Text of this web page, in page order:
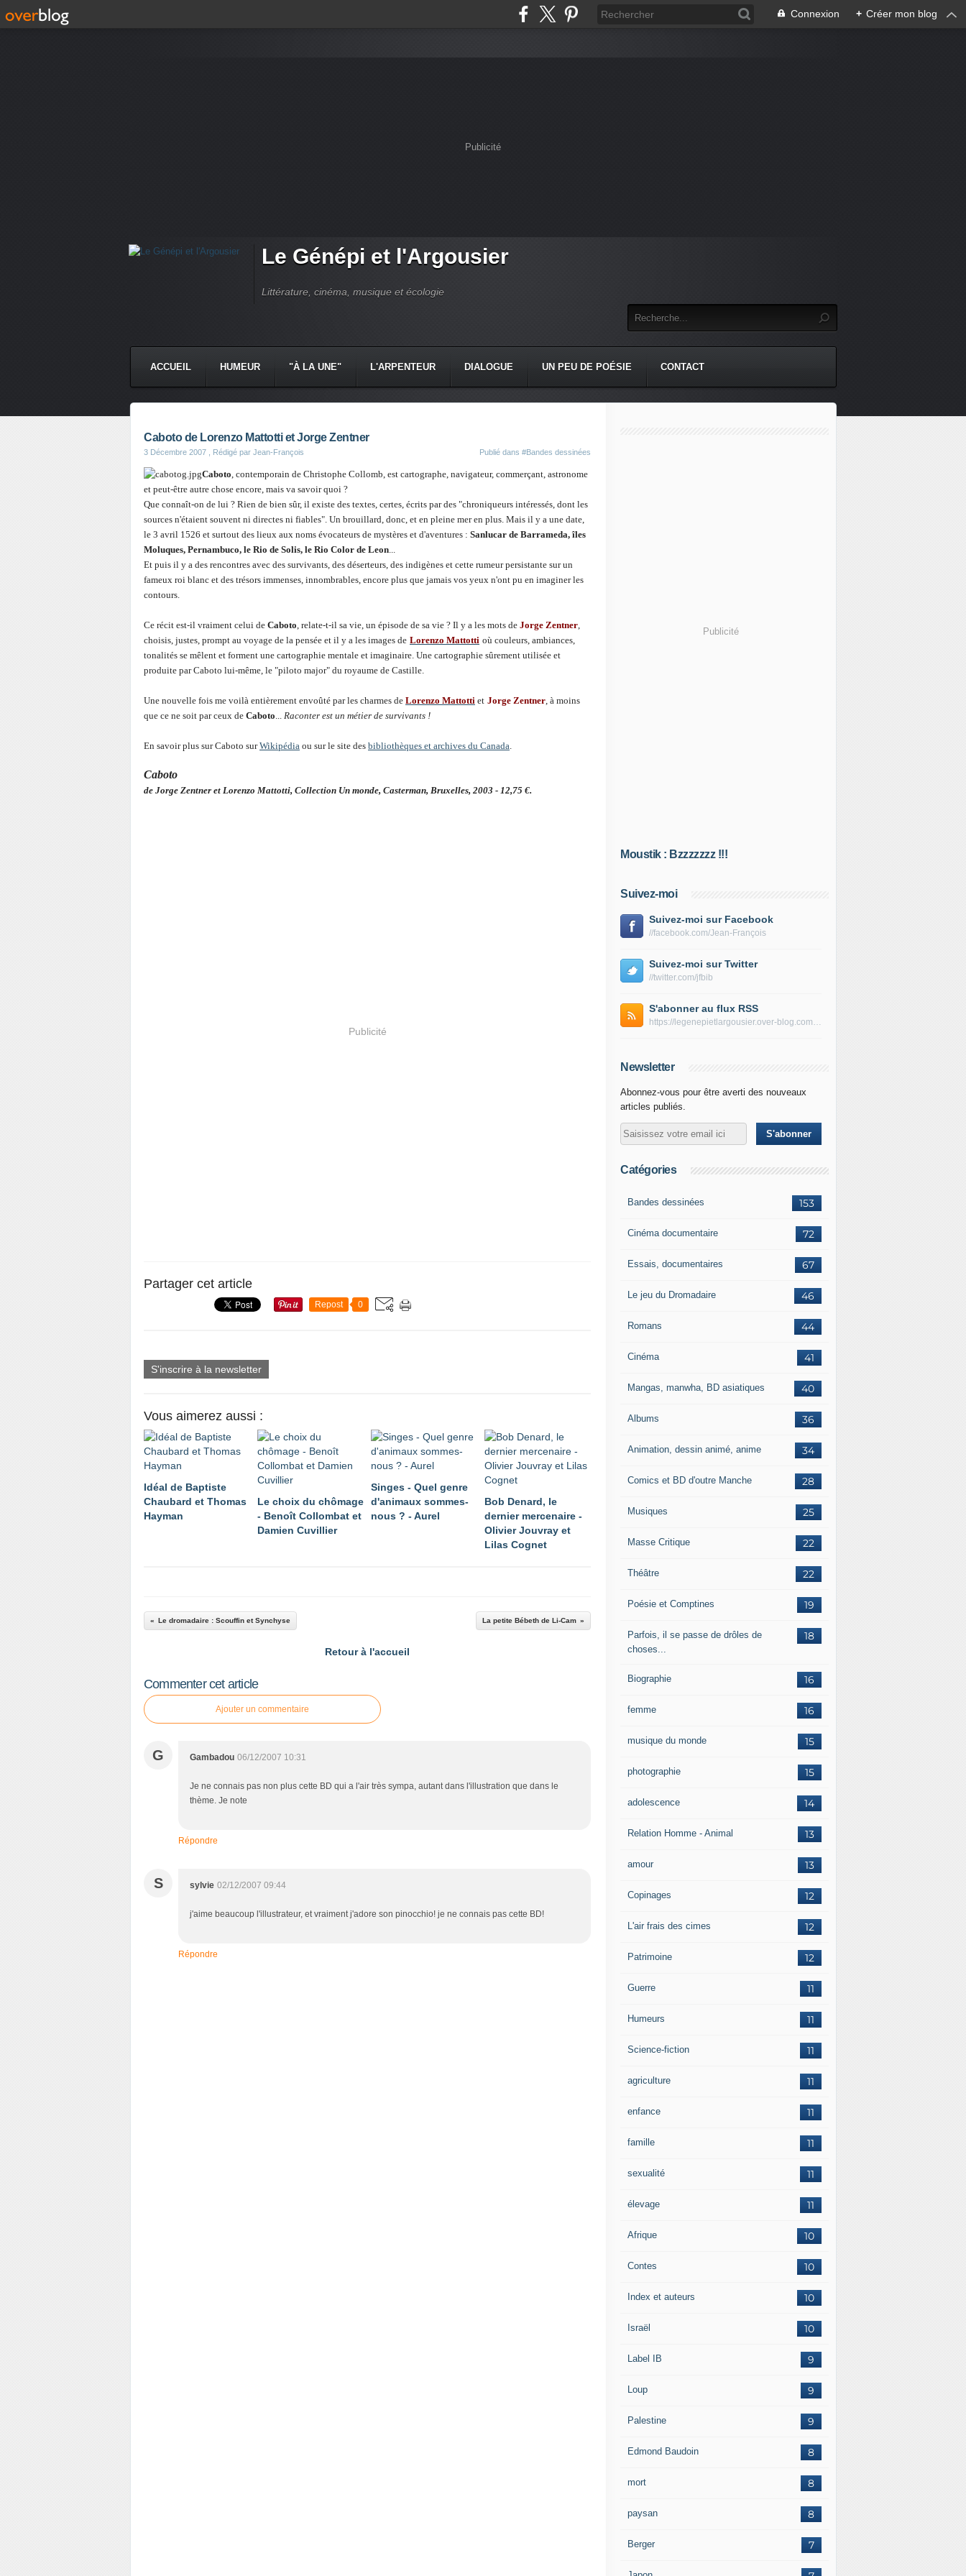
Connexion + Créer mon blog
Publicité
Le Génépi et l'Argousier
Littérature, cinéma, musique et écologie
ACCUEIL HUMEUR "À LA UNE" L'ARPENTEUR DIALOGUE UN PEU DE POÉSIE CONTACT
Caboto de Lorenzo Mattotti et Jorge Zentner
3 Décembre 2007 , Rédigé par Jean-François Publié dans #Bandes dessinées
Caboto, contemporain de Christophe Collomb, est cartographe, navigateur, commerçant, astronome
et peut-être autre chose encore, mais va savoir quoi ?
Que connaît-on de lui ? Rien de bien sûr, il existe des textes, certes, écrits par des "chroniqueurs intéressés, dont les
sources n'étaient souvent ni directes ni fiables". Un brouillard, donc, et en pleine mer en plus. Mais il y a une date,
le 3 avril 1526 et surtout des lieux aux noms évocateurs de mystères et d'aventures : Sanlucar de Barrameda, îles
Moluques, Pernambuco, le Rio de Solis, le Rio Color de Leon...
Et puis il y a des rencontres avec des survivants, des déserteurs, des indigènes et cette rumeur persistante sur un
fameux roi blanc et des trésors immenses, innombrables, encore plus que jamais vos yeux n'ont pu en imaginer les
contours.
Ce récit est-il vraiment celui de Caboto, relate-t-il sa vie, un épisode de sa vie ? Il y a les mots de Jorge Zentner,
choisis, justes, prompt au voyage de la pensée et il y a les images de Lorenzo Mattotti où couleurs, ambiances,
tonalités se mêlent et forment une cartographie mentale et imaginaire. Une cartographie sûrement utilisée et
produite par Caboto lui-même, le "piloto major" du royaume de Castille.
Une nouvelle fois me voilà entièrement envoûté par les charmes de Lorenzo Mattotti et Jorge Zentner, à moins
que ce ne soit par ceux de Caboto... Raconter est un métier de survivants !
En savoir plus sur Caboto surWikipédia ou sur le site des bibliothèques et archives du Canada.
Caboto
de Jorge Zentner et Lorenzo Mattotti, Collection Un monde, Casterman, Bruxelles, 2003 - 12,75 €.
Publicité
Partager cet article
Repost 0
S'inscrire à la newsletter
Vous aimerez aussi :
Idéal de Baptiste
Chaubard et Thomas
Hayman
Le choix du chômage
- Benoît Collombat et
Damien Cuvillier
Singes - Quel genre
d'animaux sommes-
nous ? - Aurel
Bob Denard, le
dernier mercenaire -
Olivier Jouvray et
Lilas Cognet
Le dromadaire : Scouffin et Synchyse La petite Bébeth de Li-Cam
Retour à l'accueil
Commenter cet article
Ajouter un commentaire
G Gambadou 06/12/2007 10:31
Je ne connais pas non plus cette BD qui a l'air très sympa, autant dans l'illustration que dans le
thème. Je note
Répondre
S sylvie 02/12/2007 09:44
j'aime beaucoup l'illustrateur, et vraiment j'adore son pinocchio! je ne connais pas cette BD!
Répondre
Publicité
Moustik : Bzzzzzzz !!!
Suivez-moi
Suivez-moi sur Facebook
//facebook.com/Jean-François
Suivez-moi sur Twitter
//twitter.com/jfbib
S'abonner au flux RSS
https://legenepietlargousier.over-blog.com/rss
Newsletter
Abonnez-vous pour être averti des nouveaux
articles publiés.
Catégories
153
Bandes dessinées
72
Cinéma documentaire
67
Essais, documentaires
46
Le jeu du Dromadaire
44
Romans
41
Cinéma
40
Mangas, manwha, BD asiatiques
36
Albums
34
Animation, dessin animé, anime
28
Comics et BD d'outre Manche
25
Musiques
22
Masse Critique
22
Théâtre
19
Poésie et Comptines
18
Parfois, il se passe de drôles de
choses...
16
Biographie
16
femme
15
musique du monde
15
photographie
14
adolescence
13
Relation Homme - Animal
13
amour
12
Copinages
12
L'air frais des cimes
12
Patrimoine
11
Guerre
11
Humeurs
11
Science-fiction
11
agriculture
11
enfance
11
famille
11
sexualité
11
élevage
10
Afrique
10
Contes
10
Index et auteurs
10
Israël
9
Label IB
9
Loup
9
Palestine
8
Edmond Baudoin
8
mort
8
paysan
7
Berger